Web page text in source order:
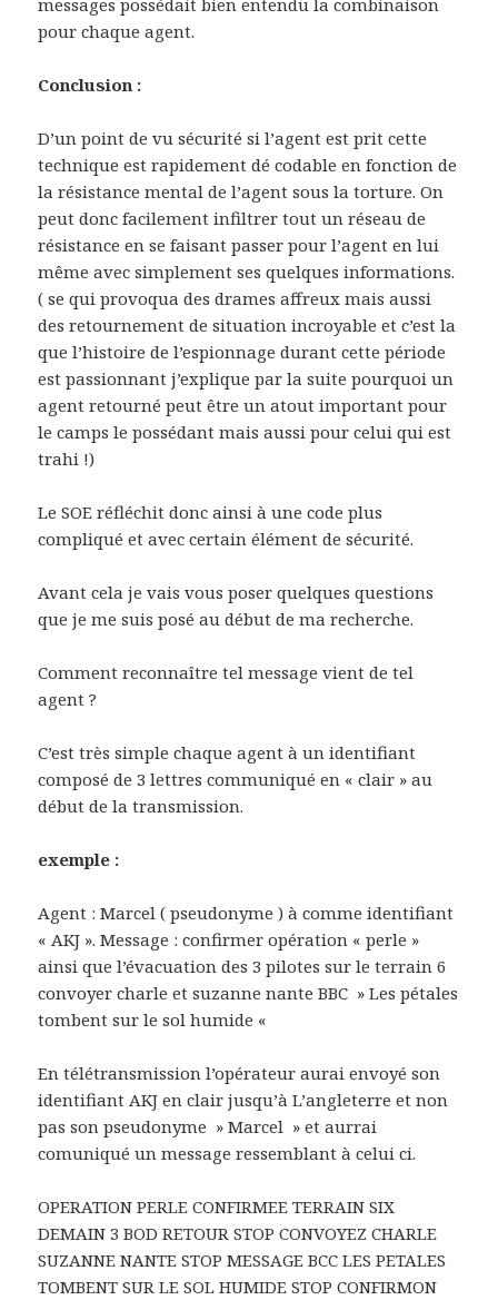
messages possédait bien entendu la combinaison
pour chaque agent.
Conclusion :
D’un point de vu sécurité si l’agent est prit cette
technique est rapidement dé codable en fonction de
la résistance mental de l’agent sous la torture. On
peut donc facilement infiltrer tout un réseau de
résistance en se faisant passer pour l’agent en lui
même avec simplement ses quelques informations.
( se qui provoqua des drames affreux mais aussi
des retournement de situation incroyable et c’est la
que l’histoire de l’espionnage durant cette période
est passionnant j’explique par la suite pourquoi un
agent retourné peut être un atout important pour
le camps le possédant mais aussi pour celui qui est
trahi !)
Le SOE réfléchit donc ainsi à une code plus
compliqué et avec certain élément de sécurité.
Avant cela je vais vous poser quelques questions
que je me suis posé au début de ma recherche.
Comment reconnaître tel message vient de tel
agent ?
C’est très simple chaque agent à un identifiant
composé de 3 lettres communiqué en « clair » au
début de la transmission.
exemple :
Agent : Marcel ( pseudonyme ) à comme identifiant
« AKJ ». Message : confirmer opération « perle »
ainsi que l’évacuation des 3 pilotes sur le terrain 6
convoyer charle et suzanne nante BBC » Les pétales
tombent sur le sol humide «
En télétransmission l’opérateur aurai envoyé son
identifiant AKJ en clair jusqu’à L’angleterre et non
pas son pseudonyme » Marcel » et aurrai
comuniqué un message ressemblant à celui ci.
OPERATION PERLE CONFIRMEE TERRAIN SIX
DEMAIN 3 BOD RETOUR STOP CONVOYEZ CHARLE
SUZANNE NANTE STOP MESSAGE BCC LES PETALES
TOMBENT SUR LE SOL HUMIDE STOP CONFIRMON